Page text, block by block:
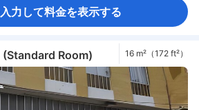
力して料金を表示する
(Standard Room) 16 m²（172 ft²）